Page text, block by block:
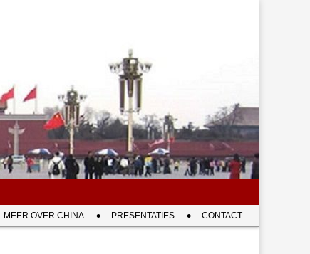
MEER OVER CHINA PRESENTATIES CONTACT